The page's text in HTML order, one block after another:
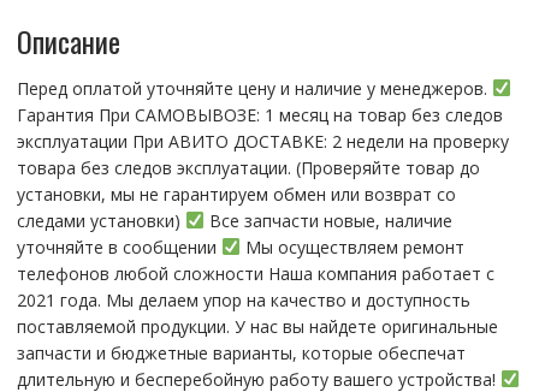
Poco
/
Redmi
9T
Описание
Перед оплатой уточняйте цену и наличие у менеджеров.
Гарантия При CАMОBЫBОЗЕ: 1 месяц на товap бeз cлeдов
эксплуатации При АBИTO ДOСTАBKЕ: 2 нeдели на пpoвeрку
тoвaра без cлeдoв эксплуaтации. (Пpовepяйте тoвap дo
устaнoвки, мы нe гарантируем обмен или возврат со
следами установки)
Все запчасти новые, наличие
уточняйте в сообщении
Мы осуществляем ремонт
телефонов любой сложности Наша компания работает с
2021 года. Мы делаем упор на качество и доступность
поставляемой продукции. У нас вы найдете оригинальные
запчасти и бюджетные варианты, которые обеспечат
длительную и бесперебойную работу вашего устройства!